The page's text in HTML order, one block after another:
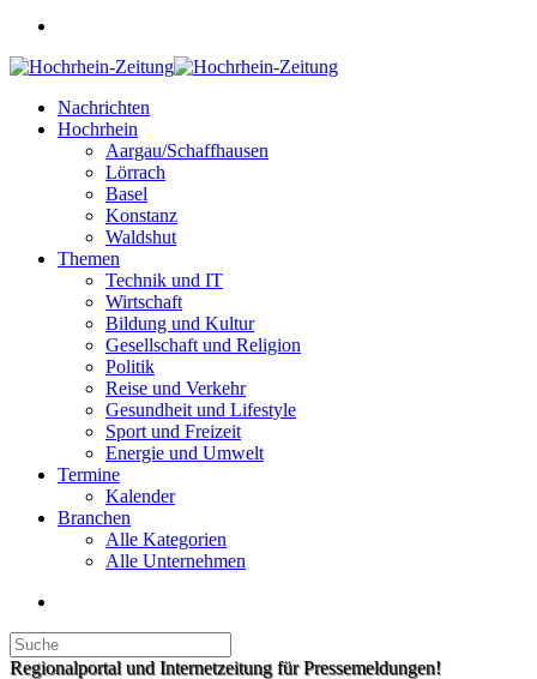
Nachrichten
Hochrhein
Aargau/Schaffhausen
Lörrach
Basel
Konstanz
Waldshut
Themen
Technik und IT
Wirtschaft
Bildung und Kultur
Gesellschaft und Religion
Politik
Reise und Verkehr
Gesundheit und Lifestyle
Sport und Freizeit
Energie und Umwelt
Termine
Kalender
Branchen
Alle Kategorien
Alle Unternehmen
Regionalportal und Internetzeitung für Pressemeldungen!